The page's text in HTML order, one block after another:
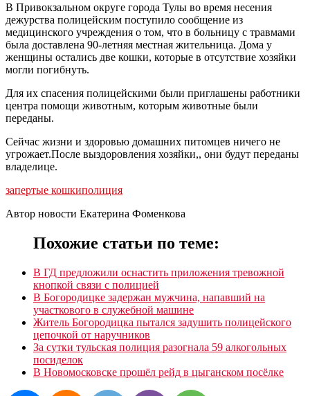
В Привокзальном округе города Тулы во время несения
дежурства полицейским поступило сообщение из
медицинского учреждения о том, что в больницу с травмами
была доставлена 90-летняя местная жительница. Дома у
женщины остались две кошки, которые в отсутствие хозяйки
могли погибнуть.
Для их спасения полицейскими были приглашены работники
центра помощи животным, которым животные были
переданы.
Сейчас жизни и здоровью домашних питомцев ничего не
угрожает.После выздоровления хозяйки,, они будут переданы
владелице.
запертые кошкиполиция
Автор новости Екатерина Фоменкова
Похожие статьи по теме:
В ГД предложили оснастить приложения тревожной
кнопкой связи с полицией
В Богородицке задержан мужчина, напавший на
участкового в служебной машине
Житель Богородицка пытался задушить полицейского
цепочкой от наручников
За сутки тульская полиция разогнала 59 алкогольных
посиделок
В Новомосковске прошёл рейд в цыганском посёлке